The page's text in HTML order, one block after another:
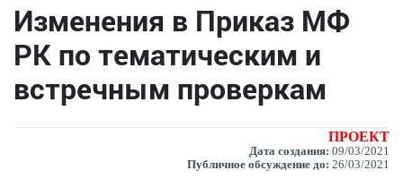
Изменения в Приказ МФ
РК по тематическим и
встречным проверкам
ПРОЕКТ
Дата создания: 09/03/2021
Публичное обсуждение до: 26/03/2021